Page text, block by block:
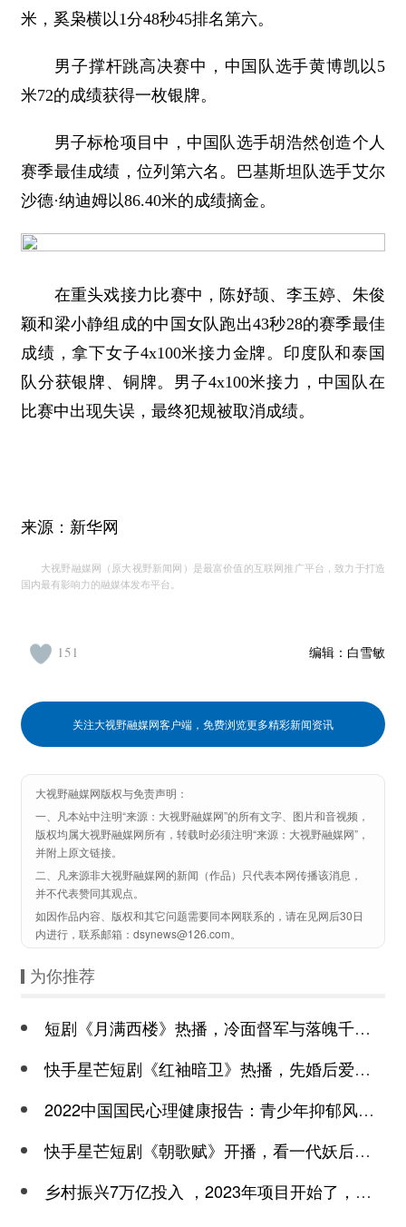
米，奚枭横以1分48秒45排名第六。
男子撑杆跳高决赛中，中国队选手黄博凯以5
米72的成绩获得一枚银牌。
男子标枪项目中，中国队选手胡浩然创造个人
赛季最佳成绩，位列第六名。巴基斯坦队选手艾尔
沙德·纳迪姆以86.40米的成绩摘金。
在重头戏接力比赛中，陈妤颉、李玉婷、朱俊
颖和梁小静组成的中国女队跑出43秒28的赛季最佳
成绩，拿下女子4x100米接力金牌。印度队和泰国
队分获银牌、铜牌。男子4x100米接力，中国队在
比赛中出现失误，最终犯规被取消成绩。
来源：新华网
大视野融媒网（原大视野新闻网）是最富价值的互联网推广平台，致力于打造
国内最有影响力的融媒体发布平台。
编辑： 白雪敏
151
关注大视野融媒网客户端，免费浏览更多精彩新闻资讯
大视野融媒网版权与免责声明：
一、凡本站中注明“来源：大视野融媒网”的所有文字、图片和音视频，
版权均属大视野融媒网所有，转载时必须注明“来源：大视野融媒网”，
并附上原文链接。
二、凡来源非大视野融媒网的新闻（作品）只代表本网传播该消息，
并不代表赞同其观点。
如因作品内容、版权和其它问题需要同本网联系的，请在见网后30日
内进行，联系邮箱：dsynews@126.com。
为你推荐
短剧《月满西楼》热播，冷面督军与落魄千金谱写民国传奇
快手星芒短剧《红袖暗卫》热播，先婚后爱诠释别样浪漫
2022中国国民心理健康报告：青少年抑郁风险高于成年
快手星芒短剧《朝歌赋》开播，看一代妖后与心机皇上极限拉扯
乡村振兴7万亿投入 ，2023年项目开始了，总有一个适合你